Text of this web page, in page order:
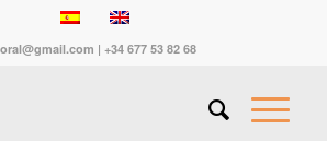
| +34 677 53 82 68